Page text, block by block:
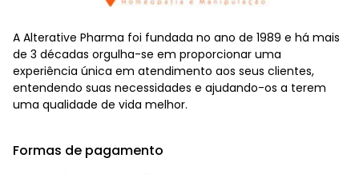
A Alterative Pharma foi fundada no ano de 1989 e há mais
de 3 décadas orgulha-se em proporcionar uma
experiência única em atendimento aos seus clientes,
entendendo suas necessidades e ajudando-os a terem
uma qualidade de vida melhor.
Formas de pagamento